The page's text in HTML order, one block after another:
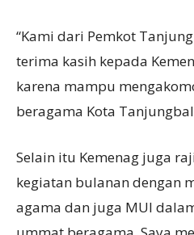
“Kami dari Pemkot
terima kasih kepada
karena mampu
beragama Kota
Selain itu Kemenag juga
kegiatan bulanan dengan
agama dan juga MUI